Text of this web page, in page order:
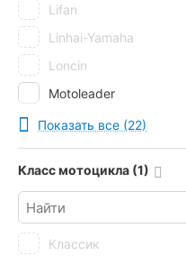
Lifan
Linhai-Yamaha
Loncin
Motoleader
Musstang
Qingqi
RIDER
Senke
Показать все (22)
Класс мотоцикла (1)
Классик